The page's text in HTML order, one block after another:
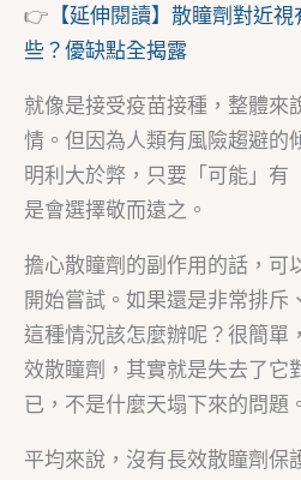
👉 【延伸閱讀】散瞳劑對近
些？優缺點全揭露
就像是接受疫苗接種，整體來
情。但因為人類有風險趨避的
明利大於弊，只要「可能」有
是會選擇敬而遠之。
擔心散瞳劑的副作用的話，可
開始嘗試。如果還是非常排斥
這種情況該怎麼辦呢？很簡單
效散瞳劑，其實就是失去了它
已，不是什麼天塌下來的問題。
平均來說，沒有長效散瞳劑保